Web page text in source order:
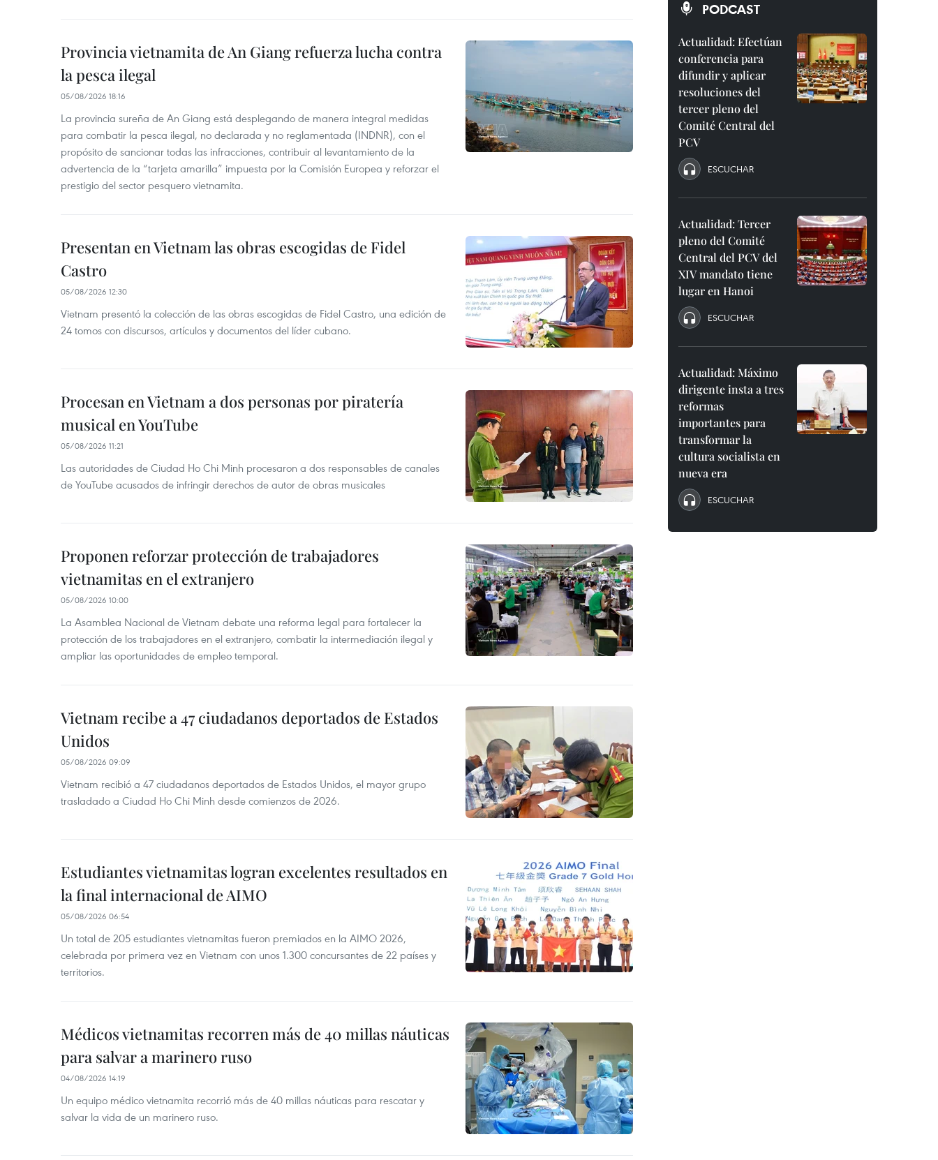
Provincia vietnamita de An Giang refuerza lucha contra
la pesca ilegal
05/08/2026 18:16
La provincia sureña de An Giang está desplegando de manera integral medidas
para combatir la pesca ilegal, no declarada y no reglamentada (INDNR), con el
propósito de sancionar todas las infracciones, contribuir al levantamiento de la
advertencia de la “tarjeta amarilla” impuesta por la Comisión Europea y reforzar el
prestigio del sector pesquero vietnamita.
Presentan en Vietnam las obras escogidas de Fidel
Castro
05/08/2026 12:30
Vietnam presentó la colección de las obras escogidas de Fidel Castro, una edición de
24 tomos con discursos, artículos y documentos del líder cubano.
Procesan en Vietnam a dos personas por piratería
musical en YouTube
05/08/2026 11:21
Las autoridades de Ciudad Ho Chi Minh procesaron a dos responsables de canales
de YouTube acusados de infringir derechos de autor de obras musicales
Proponen reforzar protección de trabajadores
vietnamitas en el extranjero
05/08/2026 10:00
La Asamblea Nacional de Vietnam debate una reforma legal para fortalecer la
protección de los trabajadores en el extranjero, combatir la intermediación ilegal y
ampliar las oportunidades de empleo temporal.
Vietnam recibe a 47 ciudadanos deportados de Estados
Unidos
05/08/2026 09:09
Vietnam recibió a 47 ciudadanos deportados de Estados Unidos, el mayor grupo
trasladado a Ciudad Ho Chi Minh desde comienzos de 2026.
Estudiantes vietnamitas logran excelentes resultados en
la final internacional de AIMO
05/08/2026 06:54
Un total de 205 estudiantes vietnamitas fueron premiados en la AIMO 2026,
celebrada por primera vez en Vietnam con unos 1.300 concursantes de 22 países y
territorios.
Médicos vietnamitas recorren más de 40 millas náuticas
para salvar a marinero ruso
04/08/2026 14:19
Un equipo médico vietnamita recorrió más de 40 millas náuticas para rescatar y
salvar la vida de un marinero ruso.
PODCAST
Actualidad: Efectúan
conferencia para
difundir y aplicar
resoluciones del
tercer pleno del
Comité Central del
PCV
ESCUCHAR
Actualidad: Tercer
pleno del Comité
Central del PCV del
XIV mandato tiene
lugar en Hanoi
ESCUCHAR
Actualidad: Máximo
dirigente insta a tres
reformas
importantes para
transformar la
cultura socialista en
nueva era
ESCUCHAR